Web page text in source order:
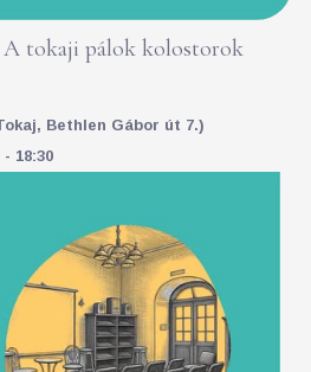
A tokaji pálok kolostorok
Bethlen Gábor út 7.)
18:30